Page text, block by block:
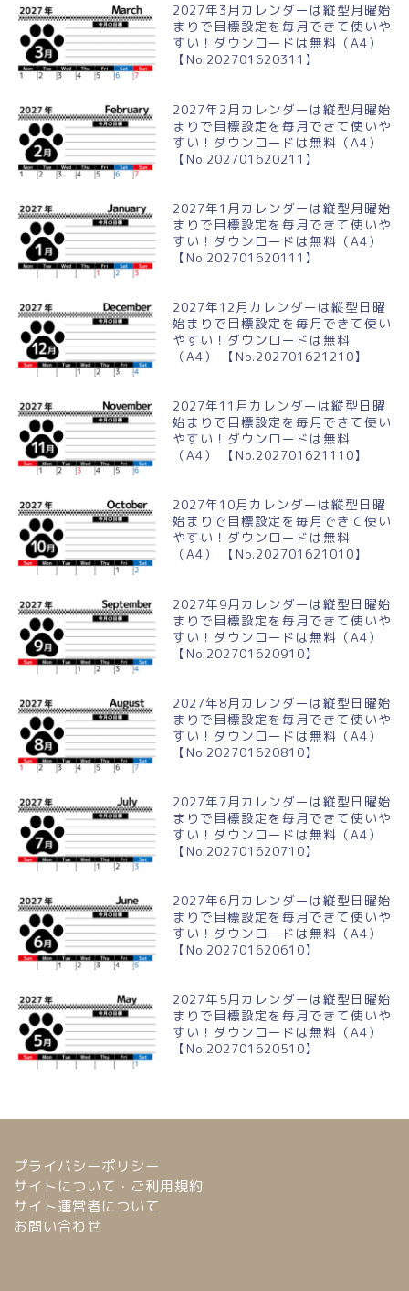
2027年3月カレンダーは縦型月曜始
まりで目標設定を毎月できて使いや
すい！ダウンロードは無料（A4）
【No.202701620311】
2027年2月カレンダーは縦型月曜始
まりで目標設定を毎月できて使いや
すい！ダウンロードは無料（A4）
【No.202701620211】
2027年1月カレンダーは縦型月曜始
まりで目標設定を毎月できて使いや
すい！ダウンロードは無料（A4）
【No.202701620111】
2027年12月カレンダーは縦型日曜
始まりで目標設定を毎月できて使い
やすい！ダウンロードは無料
（A4） 【No.202701621210】
2027年11月カレンダーは縦型日曜
始まりで目標設定を毎月できて使い
やすい！ダウンロードは無料
（A4） 【No.202701621110】
2027年10月カレンダーは縦型日曜
始まりで目標設定を毎月できて使い
やすい！ダウンロードは無料
（A4） 【No.202701621010】
2027年9月カレンダーは縦型日曜始
まりで目標設定を毎月できて使いや
すい！ダウンロードは無料（A4）
【No.202701620910】
2027年8月カレンダーは縦型日曜始
まりで目標設定を毎月できて使いや
すい！ダウンロードは無料（A4）
【No.202701620810】
2027年7月カレンダーは縦型日曜始
まりで目標設定を毎月できて使いや
すい！ダウンロードは無料（A4）
【No.202701620710】
2027年6月カレンダーは縦型日曜始
まりで目標設定を毎月できて使いや
すい！ダウンロードは無料（A4）
【No.202701620610】
2027年5月カレンダーは縦型日曜始
まりで目標設定を毎月できて使いや
すい！ダウンロードは無料（A4）
【No.202701620510】
プライバシーポリシー
サイトについて・ご利用規約
サイト運営者について
お問い合わせ